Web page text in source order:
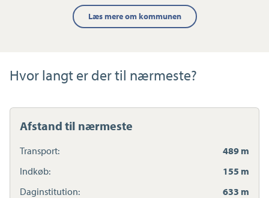
Læs mere om kommunen
Hvor langt er der til nærmeste?
Afstand til nærmeste
Transport:
489 m
Indkøb:
155 m
Daginstitution:
633 m